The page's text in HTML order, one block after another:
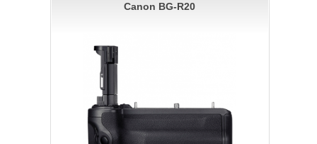
Canon BG-R20